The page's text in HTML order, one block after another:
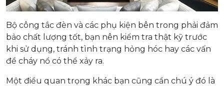
Bộ công tắc đèn và các phụ kiện bên trong phải đảm
bảo chất lượng tốt, bạn nên kiểm tra thật kỹ trước
khi sử dụng, tránh tình trạng hỏng hóc hay các vấn
đề cháy nổ có thể xảy ra.
Một điều quan trọng khác bạn cũng cần chú ý đó là